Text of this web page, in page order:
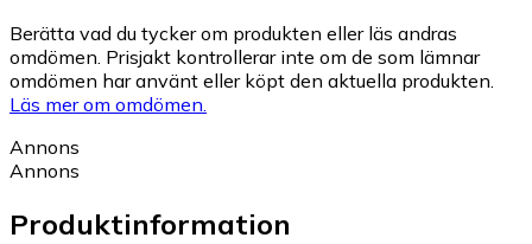
Berätta vad du tycker om produkten eller läs andras
omdömen. Prisjakt kontrollerar inte om de som lämnar
omdömen har använt eller köpt den aktuella produkten.
Läs mer om omdömen.
Annons
Annons
Produktinformation